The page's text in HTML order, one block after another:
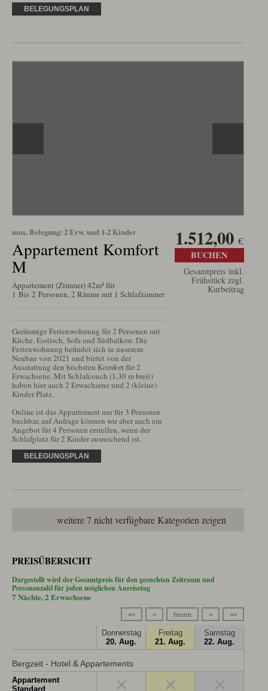
BELEGUNGSPLAN
max. Belegung: 2 Erw. und 1-2 Kinder
Appartement Komfort
M
Appartement (Zimmer) 42m² für
1 Bis 2 Personen, 2 Räume mit 1 Schlafzimmer
Geräumige Ferienwohnung für 2 Personen mit
Küche, Esstisch, Sofa und Südbalkon. Die
Ferienwohnung befindet sich in unserem
Neubau von 2021 und bietet von der
Ausstattung den höchsten Komfort für 2
Erwachsene. Mit Schlafcouch (1,30 m breit)
haben hier auch 2 Erwachsene und 2 (kleine)
Kinder Platz.
Online ist das Appartement nur für 3 Personen
buchbar, auf Anfrage können wir aber auch ein
Angebot für 4 Personen erstellen, wenn der
Schlafplatz für 2 Kinder ausreichend ist.
1.512,00 €
BUCHEN
Gesamtpreis inkl.
Frühstück zzgl.
Kurbeitrag
BELEGUNGSPLAN
weitere 7 nicht verfügbare Kategorien zeigen
PREISÜBERSICHT
Dargestellt wird der Gesamtpreis für den gesuchten Zeitraum und
Personenzahl für jeden möglichen Anreisetag
7 Nächte, 2 Erwachsene
>>
>
heute
<
<<
Donnerstag
20. Aug.
Freitag
21. Aug.
Samstag
22. Aug.
Bergzeit - Hotel & Appartements
Appartement
Standard
× ×